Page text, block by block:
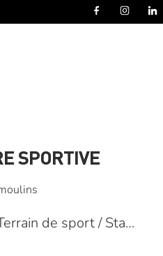
SPORTIVE
de sport / Sta…